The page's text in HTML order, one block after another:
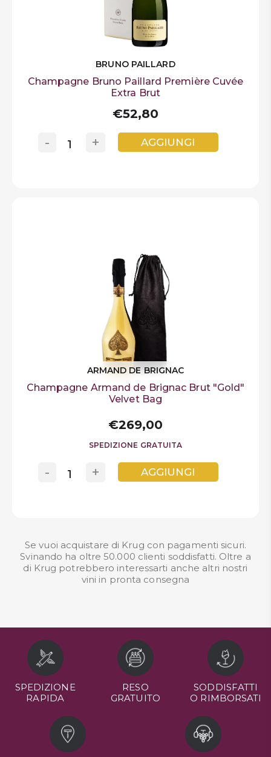
BRUNO PAILLARD
Champagne Bruno Paillard Première Cuvée
Extra Brut
€52,80
+
- AGGIUNGI
ARMAND DE BRIGNAC
Champagne Armand de Brignac Brut "Gold"
Velvet Bag
€269,00
SPEDIZIONE GRATUITA
+
- AGGIUNGI
Se vuoi acquistare di Krug con pagamenti sicuri.
Svinando ha oltre 50.000 clienti soddisfatti. Oltre a
di Krug potrebbero interessarti anche altri nostri
vini in pronta consegna
SPEDIZIONE
RAPIDA
RESO
GRATUITO
SODDISFATTI
O RIMBORSATI